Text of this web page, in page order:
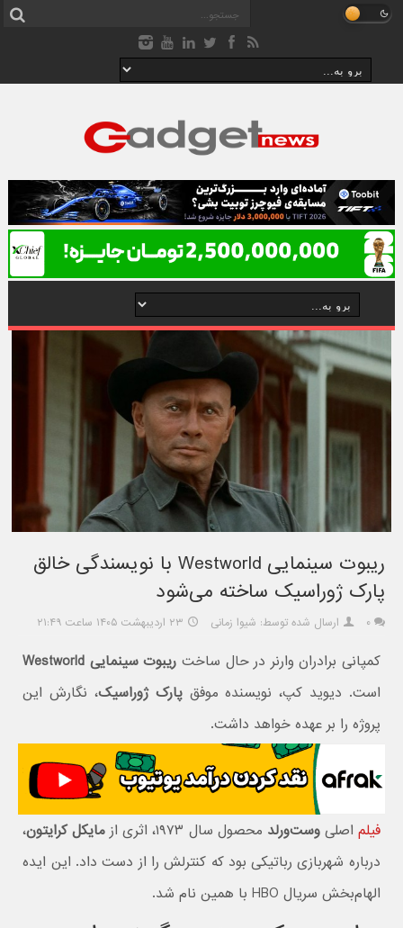
ریبوت سینمایی Westworld با نویسندگی خالق
پارک ژوراسیک ساخته می‌شود
۰ ارسال شده توسط: شیوا زمانی ۲۳ اردیبهشت ۱۴۰۵ ساعت ۲۱:۴۹
کمپانی برادران وارنر در حال ساخت ریبوت سینمایی Westworld
است. دیوید کپ، نویسنده موفقپارک ژوراسیک، نگارش این
پروژه را بر عهده خواهد داشت.
فیلم اصلیوست‌ورلد محصول سال ۱۹۷۳، اثری از مایکل کرایتون،
درباره شهربازی رباتیکی بود که کنترلش را از دست داد. این ایده
الهام‌بخش سریال HBO با همین نام شد.